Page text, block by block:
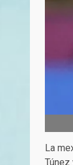
La
Túnez